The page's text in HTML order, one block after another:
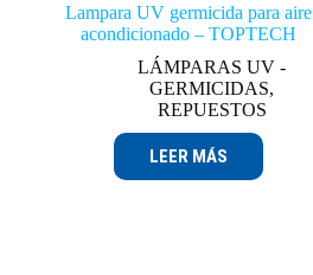
Lampara UV germicida para aire
acondicionado – TOPTECH
LÁMPARAS UV -
GERMICIDAS,
REPUESTOS
LEER MÁS